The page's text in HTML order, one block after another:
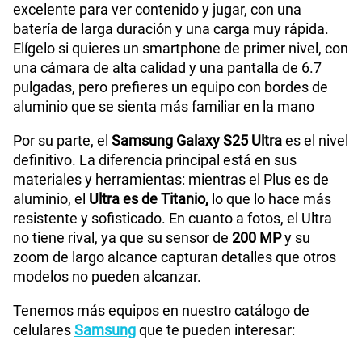
excelente para ver contenido y jugar, con una
batería de larga duración y una carga muy rápida.
Elígelo si quieres un smartphone de primer nivel, con
una cámara de alta calidad y una pantalla de 6.7
pulgadas, pero prefieres un equipo con bordes de
aluminio que se sienta más familiar en la mano
Por su parte, el Samsung Galaxy S25 Ultraes el nivel
definitivo. La diferencia principal está en sus
materiales y herramientas: mientras el Plus es de
aluminio, el Ultra es de Titanio, lo que lo hace más
resistente y sofisticado. En cuanto a fotos, el Ultra
no tiene rival, ya que su sensor de 200 MPy su
zoom de largo alcance capturan detalles que otros
modelos no pueden alcanzar.
Tenemos más equipos en nuestro catálogo de
celularesSamsungque te pueden interesar: